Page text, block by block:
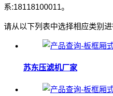
系:18118100011。
请从以下列表中选择相应类别进
苏东压滤机厂家